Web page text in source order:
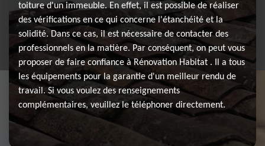
toiture d'un immeuble. En effet, il est possible de réaliser
des vérifications en ce qui concerne l'étanchéité et la
solidité. Dans ce cas, il est nécessaire de contacter des
professionnels en la matière. Par conséquent, on peut vous
proposer de faire confiance à Rénovation Habitat . Il a tous
les équipements pour la garantie d'un meilleur rendu de
travail. Si vous voulez des renseignements
complémentaires, veuillez le téléphoner directement.